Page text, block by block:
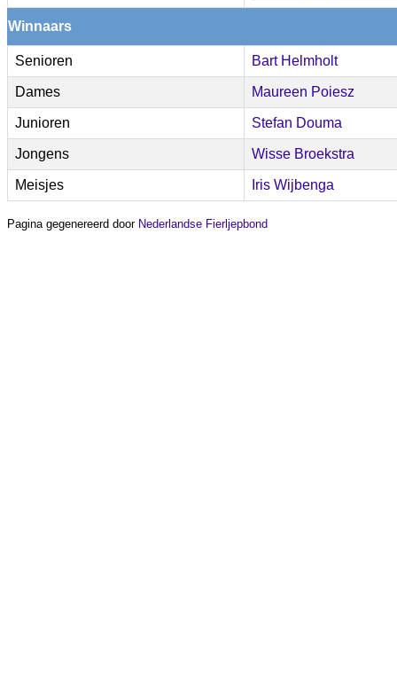
Winnaars
Senioren Bart Helmholt
Dames Maureen Poiesz
Junioren Stefan Douma
Jongens Wisse Broekstra
Meisjes Iris Wijbenga
Pagina gegenereerd door Nederlandse Fierljepbond